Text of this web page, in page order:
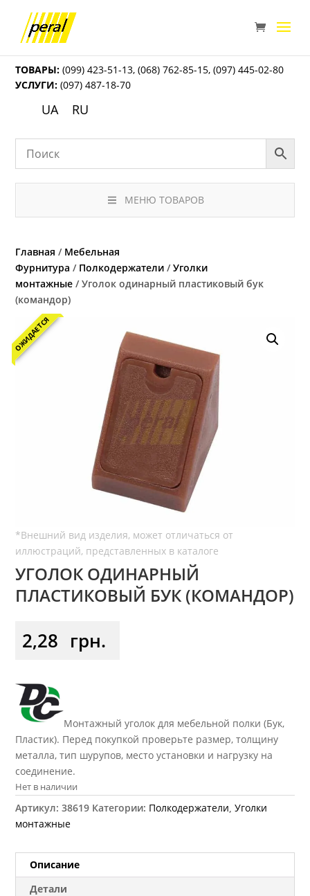
ТОВАРЫ: (099) 423-51-13,(068) 762-85-15,(097) 445-02-80
УСЛУГИ: (097) 487-18-70
UA RU
МЕНЮ ТОВАРОВ
Главная / Мебельная
Фурнитура / Полкодержатели /Уголки
монтажные / Уголок одинарный пластиковый бук
(командор)
ОЖИДАЕТСЯ
УГОЛОК ОДИНАРНЫЙ
ПЛАСТИКОВЫЙ БУК (КОМАНДОР)
2,28 грн.
Монтажный уголок для мебельной полки (Бук,
Пластик). Перед покупкой проверьте размер, толщину
металла, тип шурупов, место установки и нагрузку на
соединение.
Нет в наличии
Артикул:38619 Категории: Полкодержатели ,Уголки
монтажные
Описание
Детали